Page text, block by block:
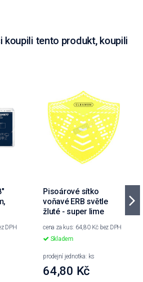
koupili tento produkt, koupili
DPH
Pisoárové sítko
voňavé ERB světle
žluté - super lime
cena za kus: 64,80 Kč bez DPH
Skladem
prodejní jednotka: ks
64,80 Kč